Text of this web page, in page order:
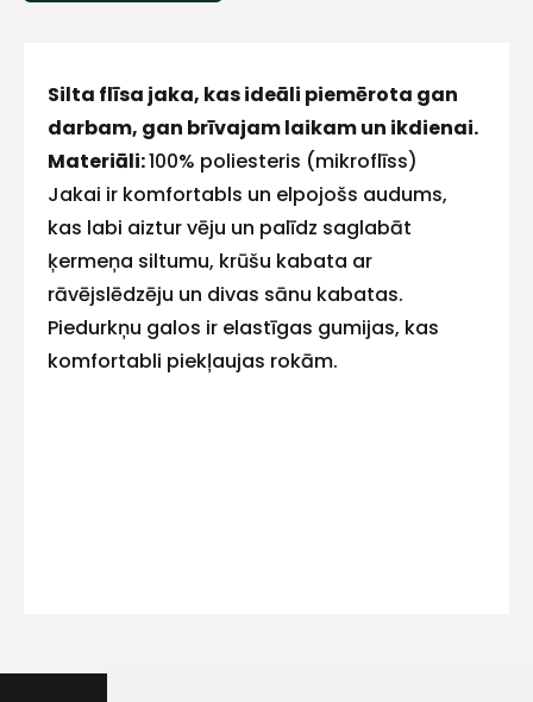
Silta flīsa jaka, kas ideāli piemērota gan
darbam, gan brīvajam laikam un ikdienai.
Materiāli:100% poliesteris (mikroflīss)
Jakai ir komfortabls un elpojošs audums,
kas labi aiztur vēju un palīdz saglabāt
ķermeņa siltumu, krūšu kabata ar
rāvējslēdzēju un divas sānu kabatas.
Piedurkņu galos ir elastīgas gumijas, kas
komfortabli piekļaujas rokām.
E-pasts